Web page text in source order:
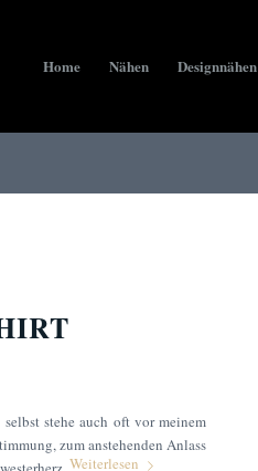
Home Nähen Designnähen
stehe auch oft vor meinem
zum anstehenden Anlass
Weiterlesen